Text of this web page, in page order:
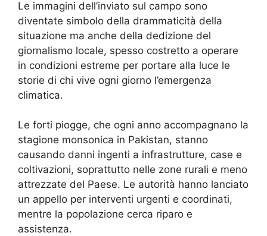
Le immagini dell’inviato sul campo sono
diventate simbolo della drammaticità della
situazione ma anche della dedizione del
giornalismo locale, spesso costretto a operare
in condizioni estreme per portare alla luce le
storie di chi vive ogni giorno l’emergenza
climatica.
Le forti piogge, che ogni anno accompagnano la
stagione monsonica in Pakistan, stanno
causando danni ingenti a infrastrutture, case e
coltivazioni, soprattutto nelle zone rurali e meno
attrezzate del Paese. Le autorità hanno lanciato
un appello per interventi urgenti e coordinati,
mentre la popolazione cerca riparo e
assistenza.